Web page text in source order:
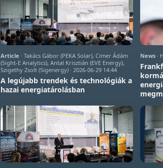
Article · Takács Gábor (PEKA Solar), Cimer Ádám
(Sight-E Analytics), Antal Krisztián (EVE Energy),
Szigethy Zsolt (Sigenergy) · 2026-06-29 14:44
A legújabb trendek és technológiák a
hazai energiatárolásban
News·